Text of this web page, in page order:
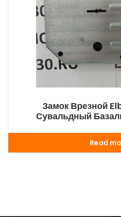
Замок Врезной
Сувальдный
Read